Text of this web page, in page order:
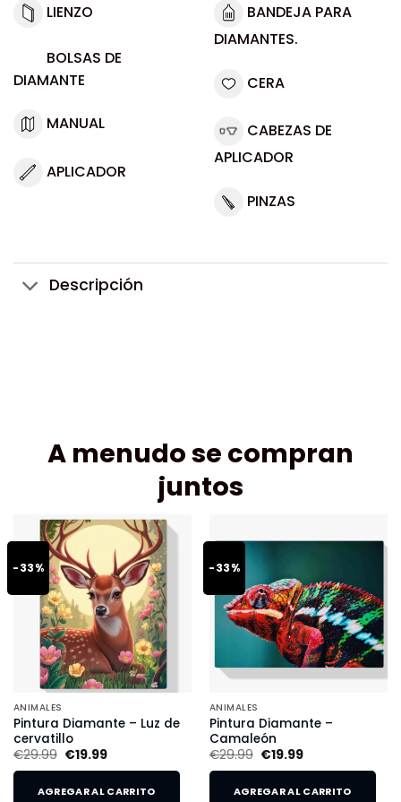
LIENZO
BOLSAS DE
DIAMANTE
MANUAL
APLICADOR
BANDEJA PARA
DIAMANTES.
CERA
CABEZAS DE
APLICADOR
PINZAS
Descripción
A menudo se compran
juntos
-33%
ANIMALES
Pintura Diamante – Luz de
cervatillo
€29.99 €19.99
AGREGAR AL CARRITO
-33%
ANIMALES
Pintura Diamante –
Camaleón
€29.99 €19.99
AGREGAR AL CARRITO